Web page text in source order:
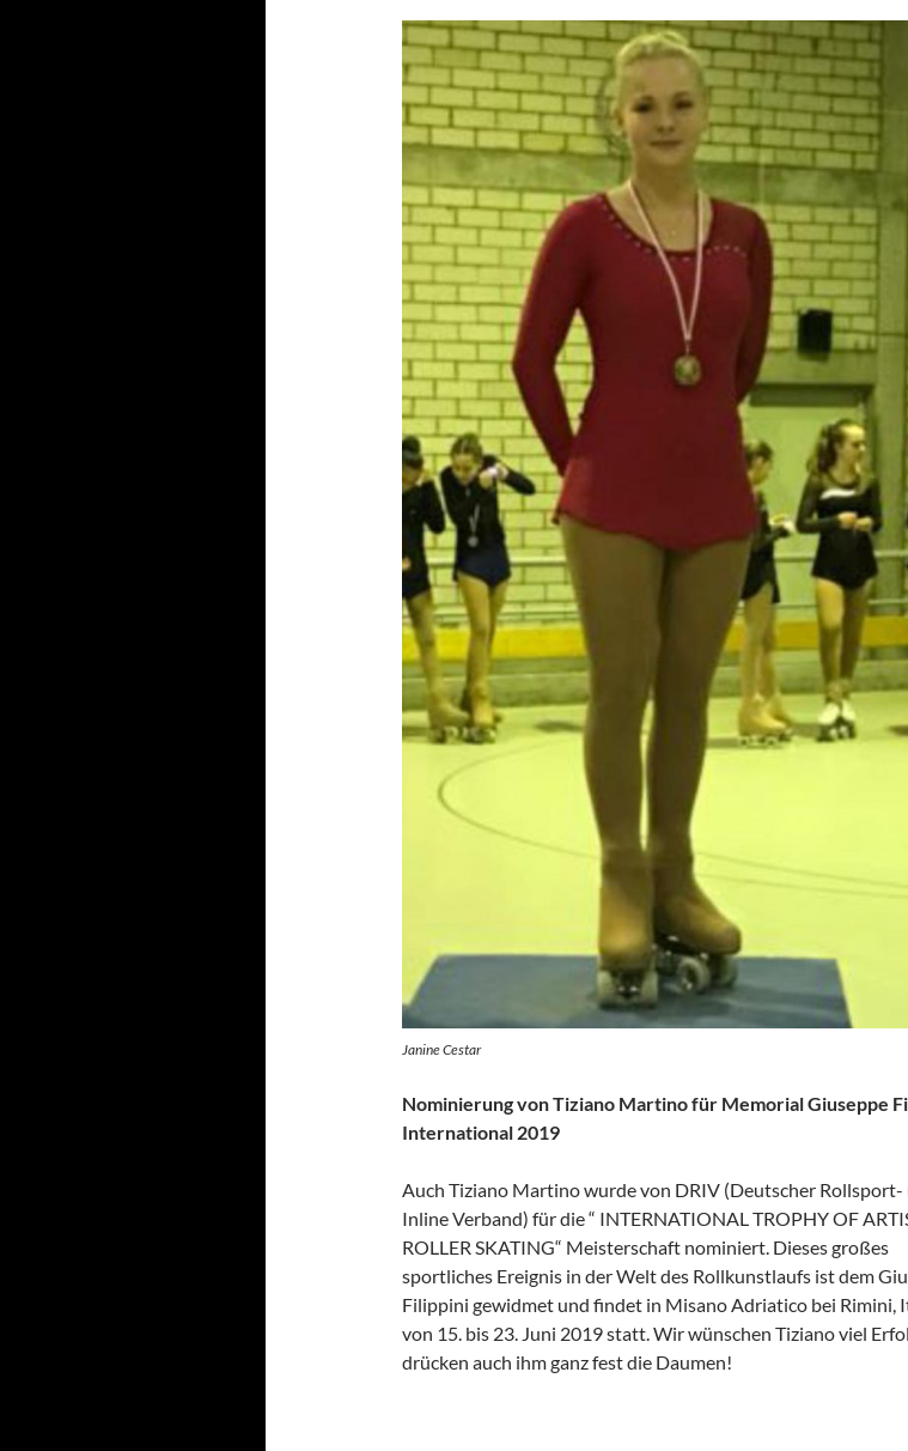
Janine Cestar
Nominierung von Tiziano Martino für Memorial Giuseppe
International 2019
Auch Tiziano Martino wurde von DRIV (Deutscher Rollsport-
Inline Verband) für die “ INTERNATIONAL TROPHY OF
ROLLER SKATING“ Meisterschaft nominiert. Dieses großes
sportliches Ereignis in der Welt des Rollkunstlaufs ist dem
Filippini gewidmet und findet in Misano Adriatico bei Rimini,
von 15. bis 23. Juni 2019 statt. Wir wünschen Tiziano viel
drücken auch ihm ganz fest die Daumen!